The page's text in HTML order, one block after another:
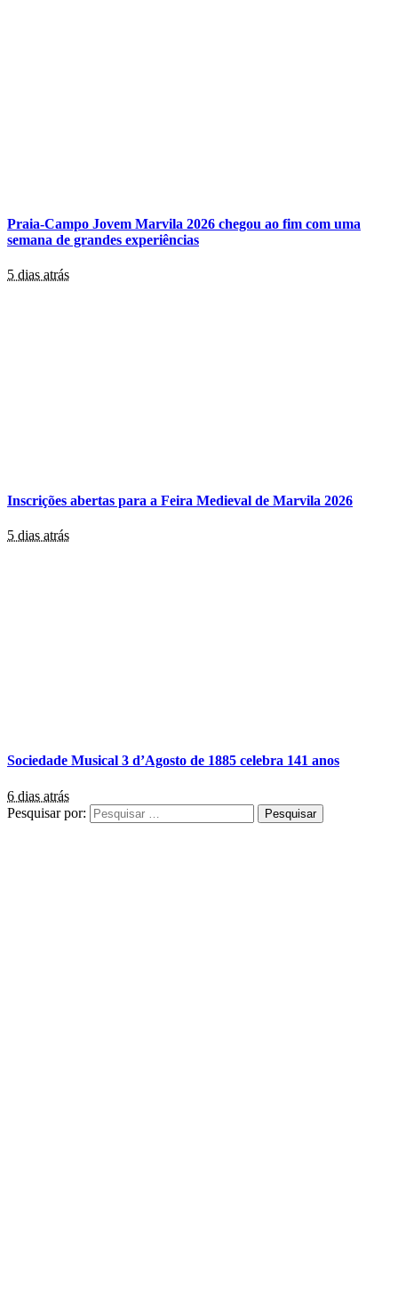
Praia-Campo Jovem Marvila 2026 chegou ao fim com uma
semana de grandes experiências
5 dias atrás
Inscrições abertas para a Feira Medieval de Marvila 2026
5 dias atrás
Sociedade Musical 3 d’Agosto de 1885 celebra 141 anos
6 dias atrás
Pesquisar por: